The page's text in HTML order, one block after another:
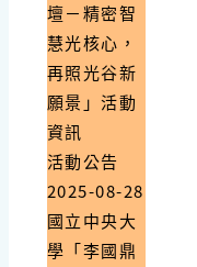
壇－精密智
慧光核心，
再照光谷新
願景」活動
資訊
活動公告
2025-08-28
國立中央大
學「李國鼎